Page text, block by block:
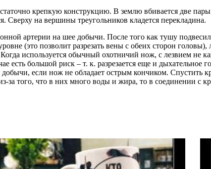
крепкую конструкцию. В землю вбивается две
Сверху на вершины треугольников кладется перекладина.
артерии на шее добычи. После того как тушу
(это позволит разрезать вены с обеих сторон
используется обычный охотничий нож, с лезвием не
есть большой риск – т. к. разрезается еще и
если нож не обладает острым кончиком. Спустить
за того, что в них много воды и жира, то в соединении с